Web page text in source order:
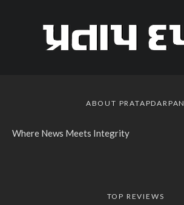
ABOUT PRATAPDARPAN
Where News Meets Integrity
TOP REVIEWS